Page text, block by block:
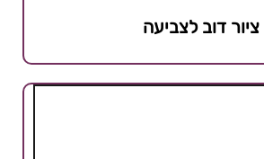
ציור דוב לצביעה